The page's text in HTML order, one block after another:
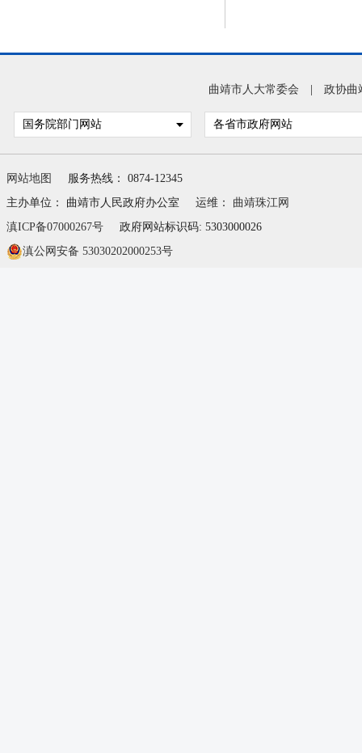
曲靖市人大常委会 政协曲
国务院部门网站 各省市政府网站
网站地图
服务热线： 0874-12345
主办单位： 曲靖市人民政府办公室
运维： 曲靖珠江网
滇ICP备07000267号
政府网站标识码: 5303000026
滇公网安备 53030202000253号